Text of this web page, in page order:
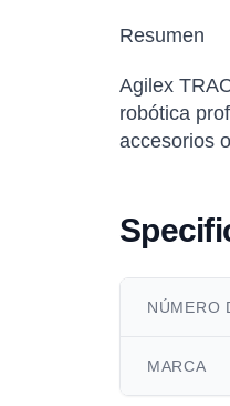
Resumen
Agilex
robótica
accesorios
NÚMERO
MARCA